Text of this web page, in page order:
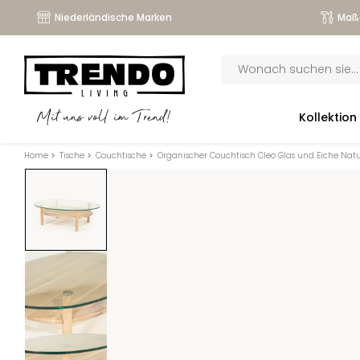
Niederländische Marken
Mit uns voll im Trend!
search
Kollektion
Home > Tische > Couchtische > Organischer Couchtisch Cleo Glas und Eiche